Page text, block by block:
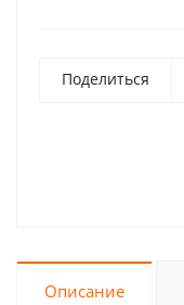
Поделиться
Описание